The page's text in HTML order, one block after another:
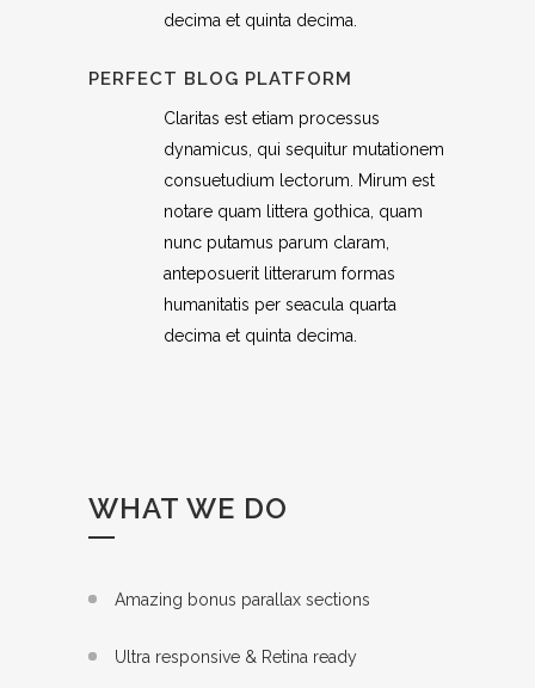
decima et quinta decima.
PERFECT BLOG PLATFORM
Claritas est etiam processus
dynamicus, qui sequitur mutationem
consuetudium lectorum. Mirum est
notare quam littera gothica, quam
nunc putamus parum claram,
anteposuerit litterarum formas
humanitatis per seacula quarta
decima et quinta decima.
WHAT WE DO
Amazing bonus parallax sections
Ultra responsive & Retina ready